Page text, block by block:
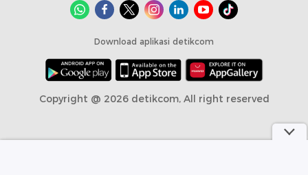
Download aplikasi detikcom
Copyright @ 2026 detikcom, All right reserved